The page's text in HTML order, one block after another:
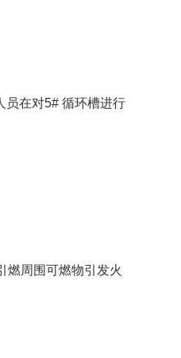
员在对5# 循环槽进行
燃周围可燃物引发火